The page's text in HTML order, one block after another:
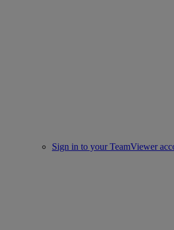
Sign in to your TeamViewer